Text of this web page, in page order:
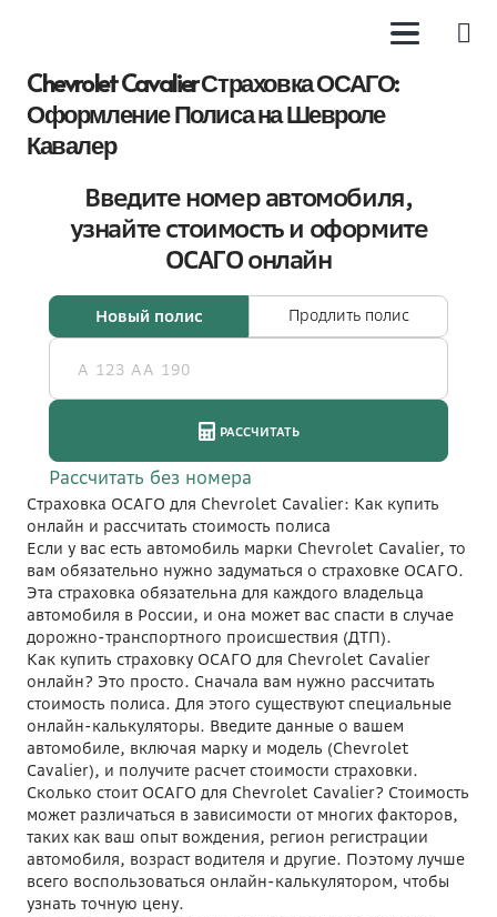
Chevrolet Cavalier Страховка ОСАГО:
Оформление Полиса на Шевроле
Кавалер
Страховка ОСАГО для Chevrolet Cavalier: Как купить
онлайн и рассчитать стоимость полиса
Если у вас есть автомобиль марки Chevrolet Cavalier, то
вам обязательно нужно задуматься о страховке ОСАГО.
Эта страховка обязательна для каждого владельца
автомобиля в России, и она может вас спасти в случае
дорожно-транспортного происшествия (ДТП).
Как купить страховку ОСАГО для Chevrolet Cavalier
онлайн? Это просто. Сначала вам нужно рассчитать
стоимость полиса. Для этого существуют специальные
онлайн-калькуляторы. Введите данные о вашем
автомобиле, включая марку и модель (Chevrolet
Cavalier), и получите расчет стоимости страховки.
Сколько стоит ОСАГО для Chevrolet Cavalier? Стоимость
может различаться в зависимости от многих факторов,
таких как ваш опыт вождения, регион регистрации
автомобиля, возраст водителя и другие. Поэтому лучше
всего воспользоваться онлайн-калькулятором, чтобы
узнать точную цену.